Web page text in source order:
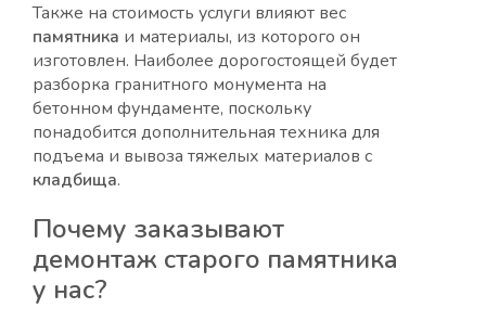
Также на стоимость услуги влияют вес
памятника и материалы, из которого он
изготовлен. Наиболее дорогостоящей будет
разборка гранитного монумента на
бетонном фундаменте, поскольку
понадобится дополнительная техника для
подъема и вывоза тяжелых материалов с
кладбища.
Почему заказывают
демонтаж старого памятника
у нас?